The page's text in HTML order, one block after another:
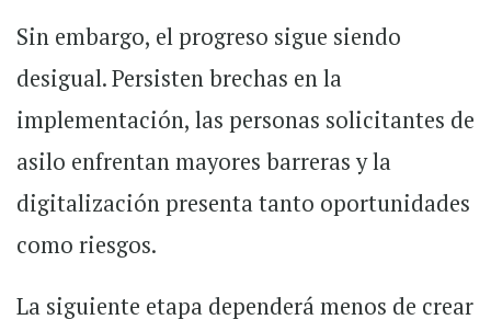
Sin embargo, el progreso sigue siendo
desigual. Persisten brechas en la
implementación, las personas solicitantes de
asilo enfrentan mayores barreras y la
digitalización presenta tanto oportunidades
como riesgos.
La siguiente etapa dependerá menos de crear